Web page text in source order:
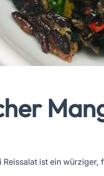
Reissalat ist ein